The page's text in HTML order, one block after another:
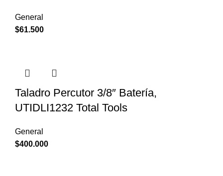
General
$61.500
Taladro Percutor 3/8″ Batería,
UTIDLI1232 Total Tools
General
$400.000